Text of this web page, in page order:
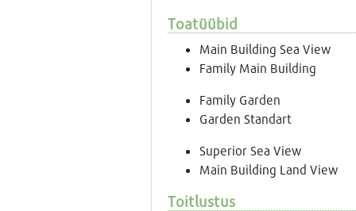
Toatüübid
Main Building Sea View
Family Main Building
Family Garden
Garden Standart
Superior Sea View
Main Building Land View
Toitlustus